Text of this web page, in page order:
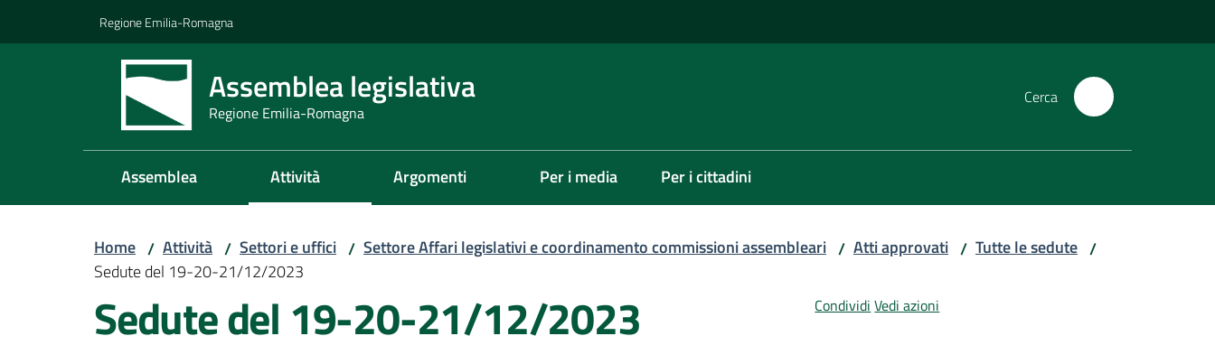
Regione Emilia-Romagna
Assemblea legislativa
Regione Emilia-Romagna
Cerca
Assemblea Attività Argomenti Per i media Per i cittadini
Home / Attività / Settori e uffici / Settore Affari legislativi e coordinamento commissioni assembleari / Atti approvati / Tutte le sedute /
Sedute del 19-20-21/12/2023
Sedute del 19-20-21/12/2023 Condividi Vedi azioni